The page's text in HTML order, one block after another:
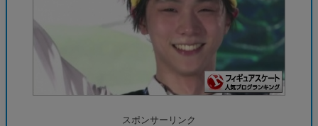
スポンサーリンク